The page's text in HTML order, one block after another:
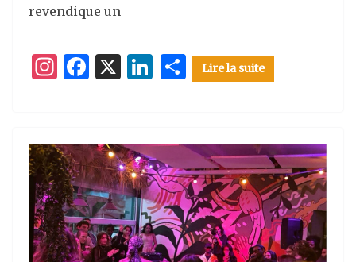
revendique un
I
a
g
ra
m
F
e
b
o
o
k
X
Li
e
dI
n
ar
g
er
Lire la suite